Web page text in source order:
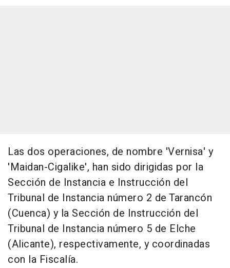
Las dos operaciones, de nombre 'Vernisa' y
'Maidan-Cigalike', han sido dirigidas por la
Sección de Instancia e Instrucción del
Tribunal de Instancia número 2 de Tarancón
(Cuenca) y la Sección de Instrucción del
Tribunal de Instancia número 5 de Elche
(Alicante), respectivamente, y coordinadas
con la Fiscalía.